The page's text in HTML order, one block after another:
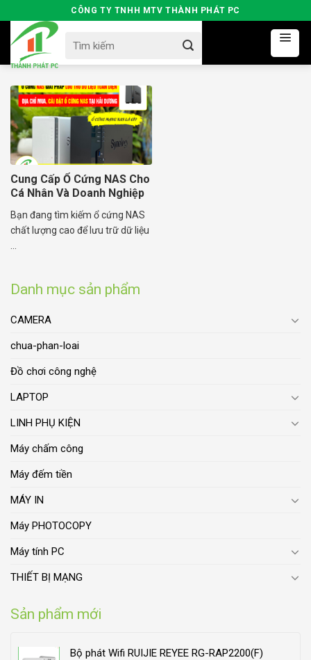
to
content
CÔNG TY TNHH MTV THÀNH PHÁT PC
for:
Danh mục sản phẩm
CAMERA
chua-phan-loai
Đồ chơi công nghệ
LAPTOP
LINH PHỤ KIỆN
Máy chấm công
Máy đếm tiền
MÁY IN
Máy PHOTOCOPY
Máy tính PC
THIẾT BỊ MẠNG
Sản phẩm mới
Bộ phát Wifi RUIJIE REYEE RG-RAP2200(F)
Cung Cấp Ổ Cứng NAS Cho
Cá Nhân Và Doanh Nghiệp
Bạn đang tìm kiếm ổ cứng NAS
chất lượng cao để lưu trữ dữ liệu
...